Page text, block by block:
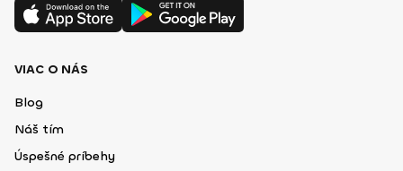
VIAC O NÁS
Blog
Náš tím
Úspešné príbehy